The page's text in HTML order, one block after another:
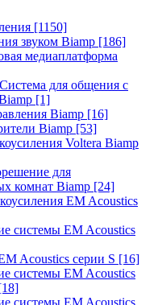
[1150]
звуком Biamp [186]
медиаплатформа
для общения с
[1]
Biamp [16]
Biamp [53]
Voltera Biamp
для
комнат Biamp [24]
EM Acoustics
системы EM Acoustics
Acoustics серии S [16]
системы EM Acoustics
системы EM Acoustics